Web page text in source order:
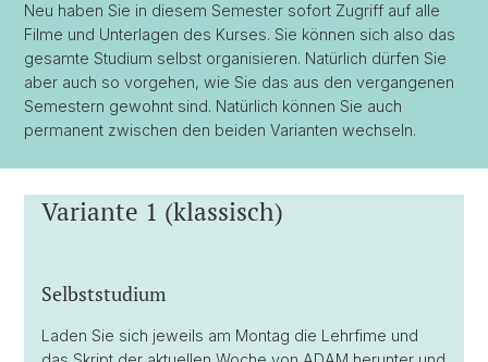
Neu haben Sie in diesem Semester sofort Zugriff auf alle
Filme und Unterlagen des Kurses. Sie können sich also das
gesamte Studium selbst organisieren. Natürlich dürfen Sie
aber auch so vorgehen, wie Sie das aus den vergangenen
Semestern gewohnt sind. Natürlich können Sie auch
permanent zwischen den beiden Varianten wechseln.
Variante 1 (klassisch)
Selbststudium
Laden Sie sich jeweils am Montag die Lehrfime und